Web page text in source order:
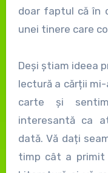
doar faptul că în
unei tinere care
Deși știam ideea
lectură a cărții
carte și
interesantă ca
dată. Vă dați
timp cât a primit